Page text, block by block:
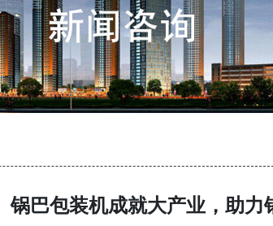
锅巴包装机成就大产业，助